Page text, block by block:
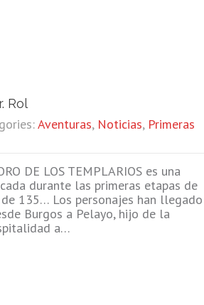
Rol
Aventuras, Noticias, Primeras
DE LOS TEMPLARIOS es una
durante las primeras etapas de
135… Los personajes han llegado
Burgos a Pelayo, hijo de la
a…